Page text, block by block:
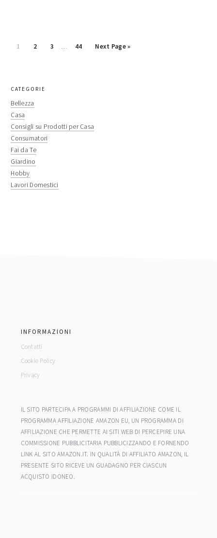
Page
1 Page
2 Page
3 … Page
44
Go
Next Page »
primary
sidebar
CATEGORIE
Bellezza
Casa
Consigli su Prodotti per Casa
Consumatori
Fai da Te
Giardino
Hobby
Lavori Domestici
INFORMAZIONI
Contatti
Cookie Policy
Privacy
IL SITO PARTECIPA A PROGRAMMI DI AFFILIAZIONE COME IL
PROGRAMMA AFFILIAZIONE AMAZON EU, UN PROGRAMMA DI
AFFILIAZIONE CHE PERMETTE AI SITI WEB DI PERCEPIRE UNA
COMMISSIONE PUBBLICITARIA PUBBLICIZZANDO E FORNENDO
LINK AL SITO AMAZON.IT. IN QUALITÀ DI AFFILIATO AMAZON, IL
PRESENTE SITO RICEVE UN GUADAGNO PER CIASCUN
ACQUISTO IDONEO.